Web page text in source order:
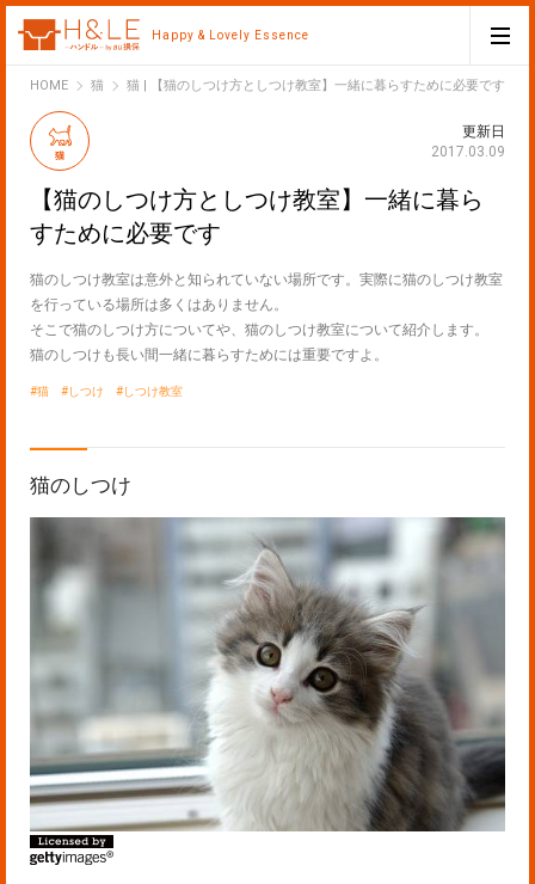
Happy & Lovely Essence
HOMEH&LE
猫 猫 | 【猫のしつけ方としつけ教室】一緒に暮らすために必要です
猫
更新日
2017.03.09
【猫のしつけ方としつけ教室】一緒に暮ら
すために必要です
猫のしつけ教室は意外と知られていない場所です。実際に猫のしつけ教室
を行っている場所は多くはありません。
そこで猫のしつけ方についてや、猫のしつけ教室について紹介します。
猫のしつけも長い間一緒に暮らすためには重要ですよ。
猫 しつけ しつけ教室
猫のしつけ